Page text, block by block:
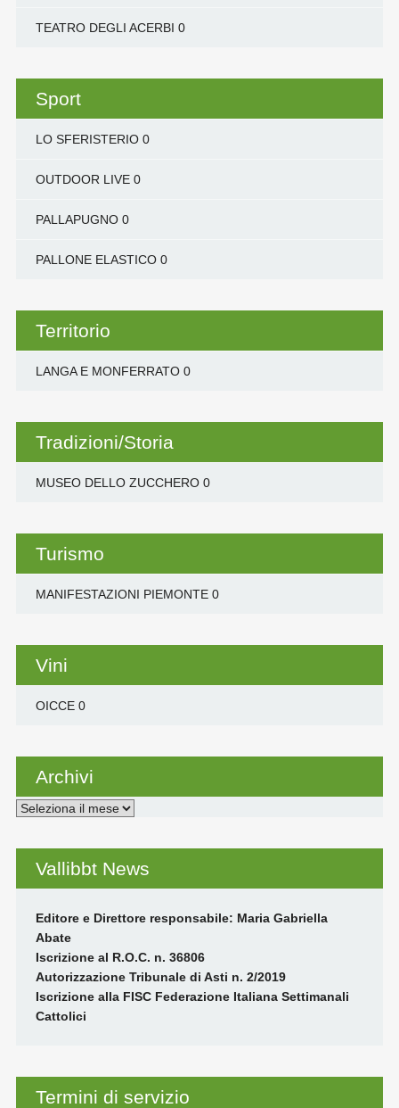
TEATRO DEGLI ACERBI 0
Sport
LO SFERISTERIO0
OUTDOOR LIVE0
PALLAPUGNO0
PALLONE ELASTICO0
Territorio
LANGA E MONFERRATO0
Tradizioni/Storia
MUSEO DELLO ZUCCHERO0
Turismo
MANIFESTAZIONI PIEMONTE0
Vini
OICCE0
Archivi
Archivi
Vallibbt News
Editore e Direttore responsabile: Maria Gabriella
Abate
Iscrizione al R.O.C. n. 36806
Autorizzazione Tribunale di Asti n. 2/2019
Iscrizione alla FISC Federazione Italiana Settimanali
Cattolici
Termini di servizio